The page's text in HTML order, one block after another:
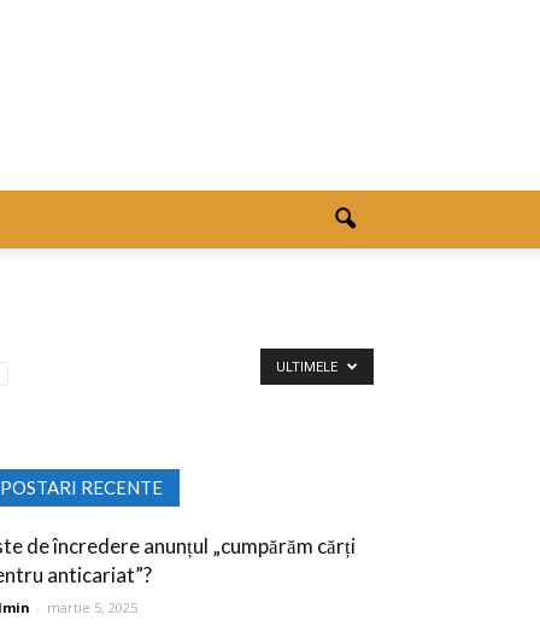
ULTIMELE
POSTARI RECENTE
de încredere anunțul „cumpărăm cărți
anticariat”?
- martie 5, 2025